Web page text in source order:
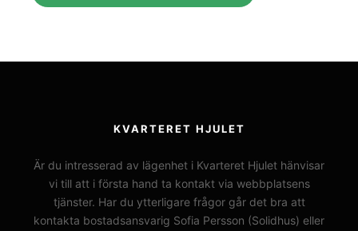
KVARTERET HJULET
Är du intresserad av lägenhet i Kvarteret Hjulet hänvisar
vi till att i första hand ta kontakt via webbplatsens
tjänster. Har du ytterligare frågor går det bra att
kontakta bostadsansvarig Sofia Persson (Solidhus) eller